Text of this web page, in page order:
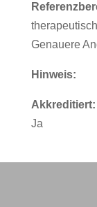
Genauere
Hinweis:
Akkreditiert:
Ja